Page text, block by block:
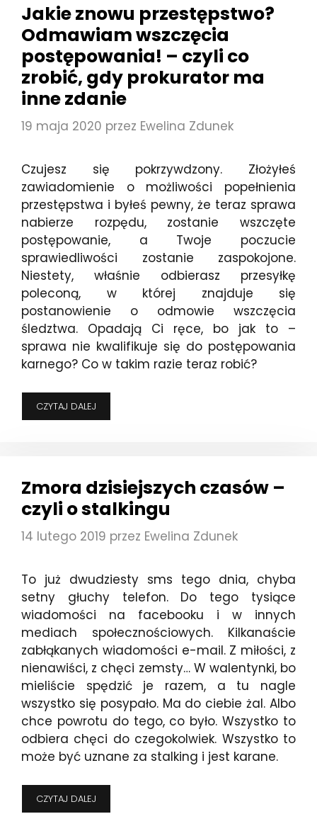
ROBIĆ,
JEŚLI
ORGANY
ŚCIGANIA
NIE
CHCĄ
WSZCZĄĆ
POSTĘPOWANIA,
BO
W
STRON
Jakie znowu przestępstwo?
Odmawiam wszczęcia
postępowania! – czyli co
zrobić, gdy prokurator ma
inne zdanie
19 maja 2020 przez Ewelina Zdunek
Czujesz się pokrzywdzony. Złożyłeś
zawiadomienie o możliwości popełnienia
przestępstwa i byłeś pewny, że teraz sprawa
nabierze rozpędu, zostanie wszczęte
postępowanie, a Twoje poczucie
sprawiedliwości zostanie zaspokojone.
Niestety, właśnie odbierasz przesyłkę
poleconą, w której znajduje się
postanowienie o odmowie wszczęcia
śledztwa. Opadają Ci ręce, bo jak to –
sprawa nie kwalifikuje się do postępowania
karnego? Co w takim razie teraz robić?
CZYTAJ DALEJ
ZNOWU
–
CZYLI
CO
GDY
INNE
ZDANIE
Zmora dzisiejszych czasów –
czyli o stalkingu
14 lutego 2019 przez Ewelina Zdunek
To już dwudziesty sms tego dnia, chyba
setny głuchy telefon. Do tego tysiące
wiadomości na facebooku i w innych
mediach społecznościowych. Kilkanaście
zabłąkanych wiadomości e-mail. Z miłości, z
nienawiści, z chęci zemsty… W walentynki, bo
mieliście spędzić je razem, a tu nagle
wszystko się posypało. Ma do ciebie żal. Albo
chce powrotu do tego, co było. Wszystko to
odbiera chęci do czegokolwiek. Wszystko to
może być uznane za stalking i jest karane.
CZYTAJ DALEJ
DZISIEJSZYCH